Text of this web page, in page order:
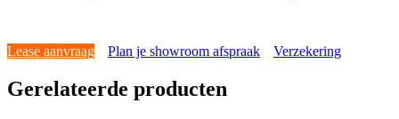
Lease aanvraag Plan je showroom afspraak Verzekering
Gerelateerde producten